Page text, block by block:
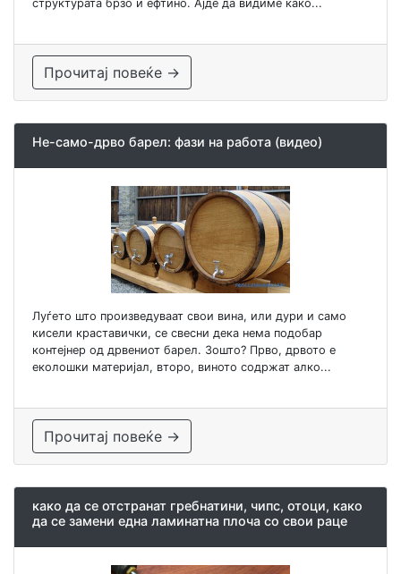
структурата брзо и ефтино. Ајде да видиме како...
Прочитај повеќе →
Не-само-дрво барел: фази на работа (видео)
Луѓето што произведуваат свои вина, или дури и само
кисели краставички, се свесни дека нема подобар
контејнер од дрвениот барел. Зошто? Прво, дрвото е
еколошки материјал, второ, виното содржат алко...
Прочитај повеќе →
како да се отстранат гребнатини, чипс, отоци, како
да се замени една ламинатна плоча со свои раце